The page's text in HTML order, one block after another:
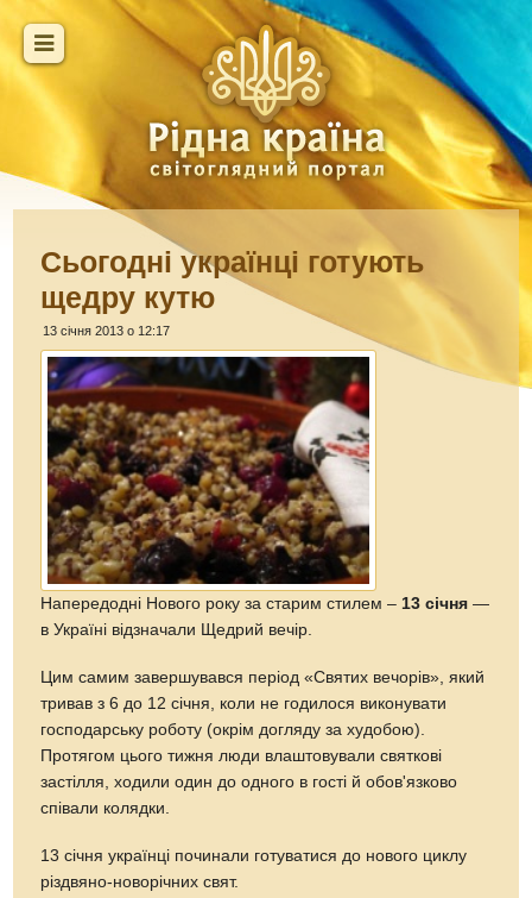
Сьогодні українці готують
щедру кутю
13 січня 2013 о 12:17
Напередодні Нового року за старим стилем – 13 січня —
в Україні відзначали Щедрий вечір.
Цим самим завершувався період «Святих вечорів», який
тривав з 6 до 12 січня, коли не годилося виконувати
господарську роботу (окрім догляду за худобою).
Протягом цього тижня люди влаштовували святкові
застілля, ходили один до одного в гості й обов'язково
співали колядки.
13 січня українці починали готуватися до нового циклу
різдвяно-новорічних свят.